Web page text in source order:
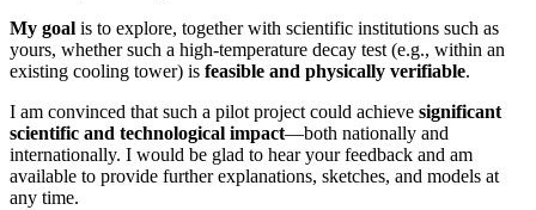
My goal is to explore, together with scientific institutions such as
yours, whether such a high-temperature decay test (e.g., within an
existing cooling tower) is feasible and physically verifiable.
I am convinced that such a pilot project could achieve significant
scientific and technological impact—both nationally and
internationally. I would be glad to hear your feedback and am
available to provide further explanations, sketches, and models at
any time.